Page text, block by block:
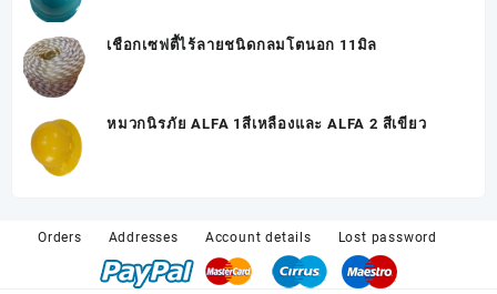
เชือกเซฟตี้ไร้ลายชนิดกลมโตนอก 11มิล
หมวกนิรภัย ALFA 1สีเหลืองและ ALFA 2 สีเขียว
Orders Addresses Account details Lost password